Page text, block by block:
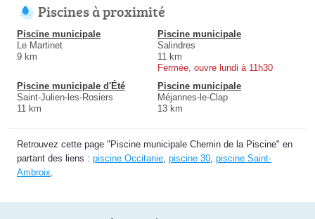
Piscines à proximité
Piscine municipale
Le Martinet
9 km
Piscine municipale
Salindres
11 km
Fermée, ouvre lundi à 11h30
Piscine municipale d'Été
Saint-Julien-les-Rosiers
11 km
Piscine municipale
Méjannes-le-Clap
13 km
Retrouvez cette page "Piscine municipale Chemin de la Piscine" en
partant des liens : piscine Occitanie piscine 30 piscine Saint-
Ambroix